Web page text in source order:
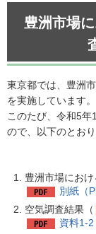
豊洲市場
東京都では、豊洲
を実施しています。
このたび、令和5年
ので、以下のとお
豊洲市場にお
別紙（
空気調査結果（
資料1-2